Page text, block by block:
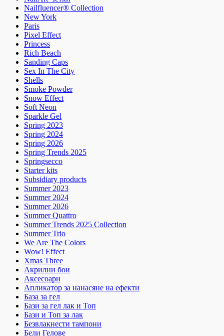
Nailfluencer® Collection
New York
Paris
Pixel Effect
Princess
Rich Beach
Sanding Caps
Sex In The City
Shells
Smoke Powder
Snow Effect
Soft Neon
Sparkle Gel
Spring 2023
Spring 2024
Spring 2026
Spring Trends 2025
Springsecco
Starter kits
Subsidiary products
Summer 2023
Summer 2024
Summer 2026
Summer Quattro
Summer Trends 2025 Collection
Summer Trio
We Are The Colors
Wow! Effect
Xmas Three
Акрилни бои
Аксесоари
Апликатор за нанасяне на ефекти
База за гел
Бази за гел лак и Топ
Бази и Топ за лак
Безвлакнести тампони
Бели Гелове